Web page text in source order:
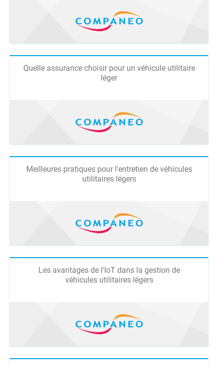
Quelle assurance choisir pour un véhicule utilitaire
léger
Meilleures pratiques pour l'entretien de véhicules
utilitaires légers
Les avantages de l'IoT dans la gestion de
véhicules utilitaires légers